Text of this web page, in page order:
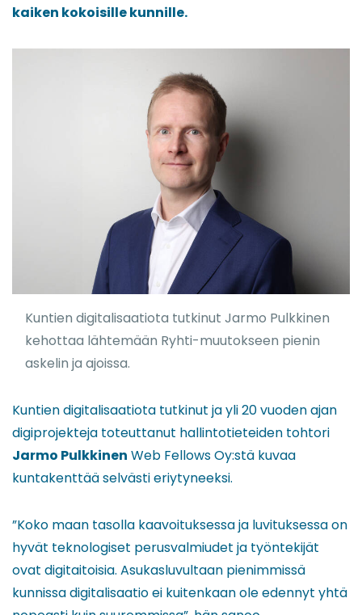
kaiken kokoisille kunnille.
Kuntien digitalisaatiota tutkinut Jarmo Pulkkinen
kehottaa lähtemään Ryhti-muutokseen pienin
askelin ja ajoissa.
Kuntien digitalisaatiota tutkinut ja yli 20 vuoden ajan
digiprojekteja toteuttanut hallintotieteiden tohtori
Jarmo Pulkkinen Web Fellows Oy:stä kuvaa
kuntakenttää selvästi eriytyneeksi.
”Koko maan tasolla kaavoituksessa ja luvituksessa on
hyvät teknologiset perusvalmiudet ja työntekijät
ovat digitaitoisia. Asukasluvultaan pienimmissä
kunnissa digitalisaatio ei kuitenkaan ole edennyt yhtä